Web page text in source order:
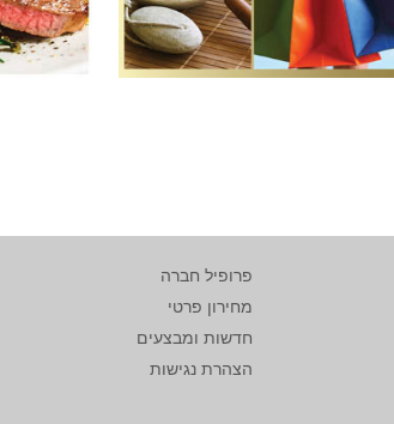
פרופיל חברה
מחירון פרטי
חדשות ומבצעים
הצהרת נגישות